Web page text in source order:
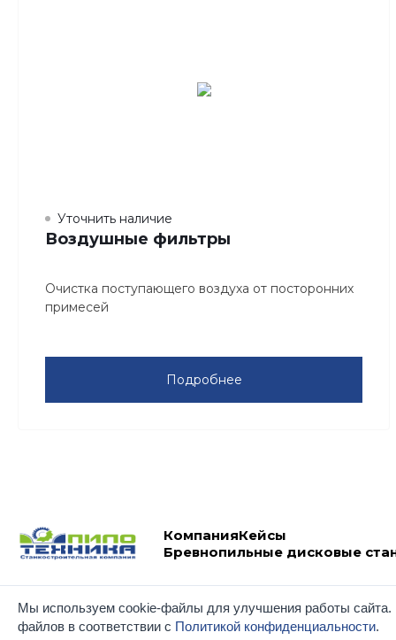
Мы используем cookie-файлы для улучшения работы сайта.
файлов в соответствии с Политикой конфиденциальности.
Воздушные фильтры
Уточнить наличие
Очистка поступающего воздуха от посторонних
примесей
Подробнее
КомпанияКейсы
Бревнопильные дисковые
Вы принимаете условияполитики в отношении
раз, когда оставляете свои данные в любой форме